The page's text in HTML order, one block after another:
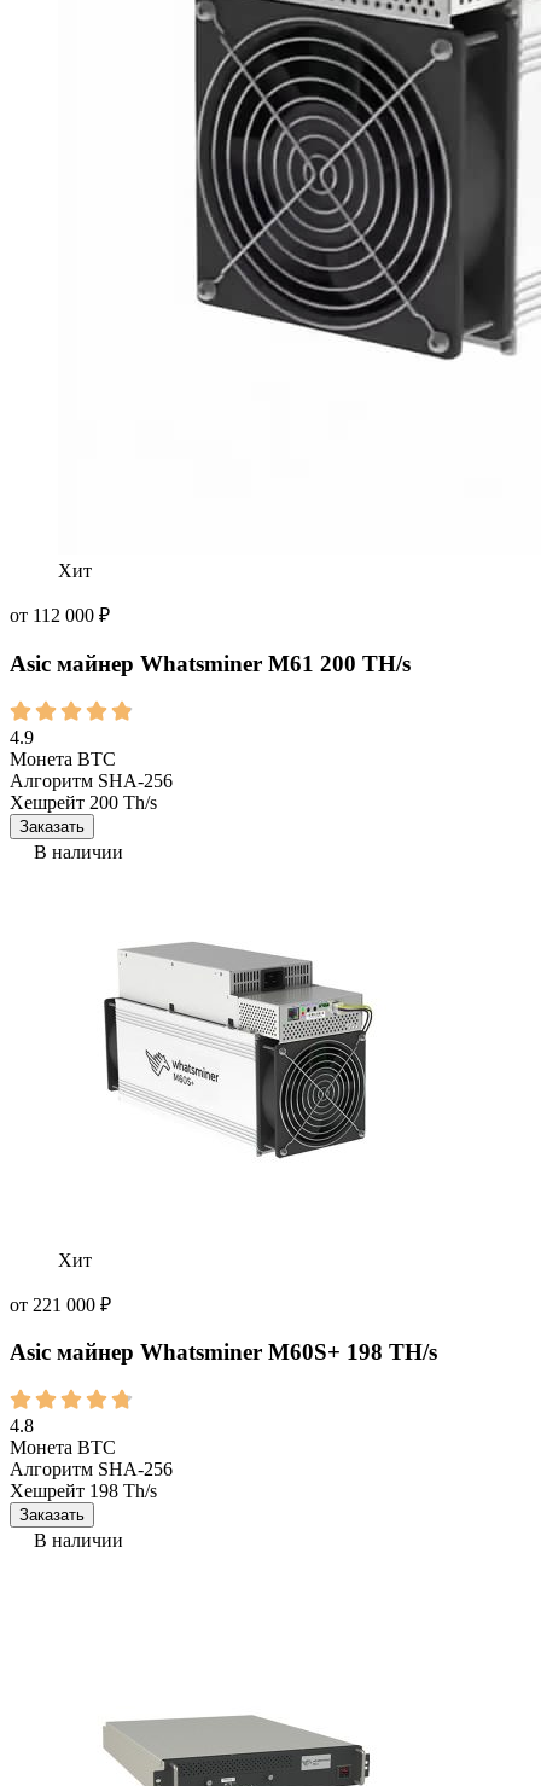
Хит
от 112 000 ₽
Asic майнер Whatsminer М61 200 TH/s
4.9
Монета BTC
Алгоритм SHA-256
Хешрейт 200 Th/s
Заказать
В наличии
Хит
от 221 000 ₽
Asic майнер Whatsminer M60S+ 198 TH/s
4.8
Монета BTC
Алгоритм SHA-256
Хешрейт 198 Th/s
Заказать
В наличии